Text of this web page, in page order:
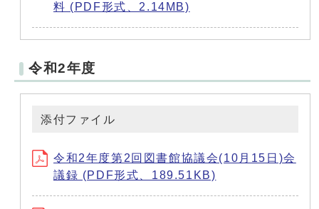
料 (PDF形式、2.14MB)
令和2年度
添付ファイル
令和2年度第2回図書館協議会(10月15日)会
議録 (PDF形式、189.51KB)